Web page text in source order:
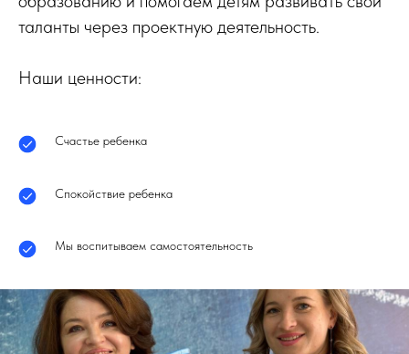
таланты через проектную деятельность.
Наши ценности:
Счастье ребенка
Спокойствие ребенка
Мы воспитываем самостоятельность